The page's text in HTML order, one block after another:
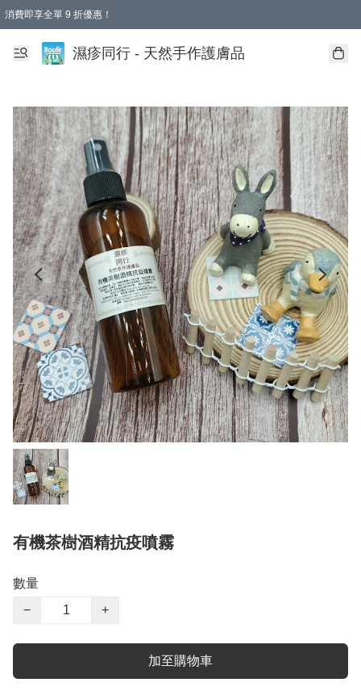
消費即享全單 9 折優惠！
濕疹同行 - 天然手作護膚品
有機茶樹酒精抗疫噴霧
數量
−
+
加至購物車